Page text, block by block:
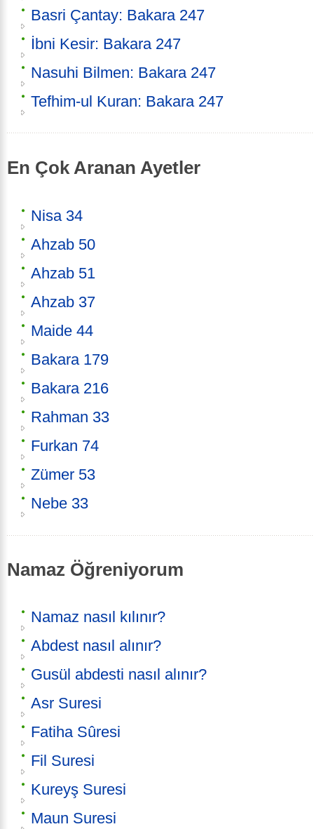
Basri Çantay: Bakara 247
İbni Kesir: Bakara 247
Nasuhi Bilmen: Bakara 247
Tefhim-ul Kuran: Bakara 247
En Çok Aranan Ayetler
Nisa 34
Ahzab 50
Ahzab 51
Ahzab 37
Maide 44
Bakara 179
Bakara 216
Rahman 33
Furkan 74
Zümer 53
Nebe 33
Namaz Öğreniyorum
Namaz nasıl kılınır?
Abdest nasıl alınır?
Gusül abdesti nasıl alınır?
Asr Suresi
Fatiha Sûresi
Fil Suresi
Kureyş Suresi
Maun Suresi